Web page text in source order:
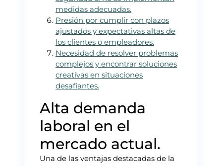
medidas adecuadas.
Presión por cumplir con plazos
ajustados y expectativas altas de
los clientes o empleadores.
Necesidad de resolver problemas
complejos y encontrar soluciones
creativas en situaciones
desafiantes.
Alta demanda
laboral en el
mercado actual.
Una de las ventajas destacadas de la